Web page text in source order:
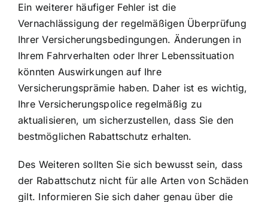
Ein weiterer häufiger Fehler ist die
Vernachlässigung der regelmäßigen Überprüfung
Ihrer Versicherungsbedingungen. Änderungen in
Ihrem Fahrverhalten oder Ihrer Lebenssituation
könnten Auswirkungen auf Ihre
Versicherungsprämie haben. Daher ist es wichtig,
Ihre Versicherungspolice regelmäßig zu
aktualisieren, um sicherzustellen, dass Sie den
bestmöglichen Rabattschutz erhalten.
Des Weiteren sollten Sie sich bewusst sein, dass
der Rabattschutz nicht für alle Arten von Schäden
gilt. Informieren Sie sich daher genau über die